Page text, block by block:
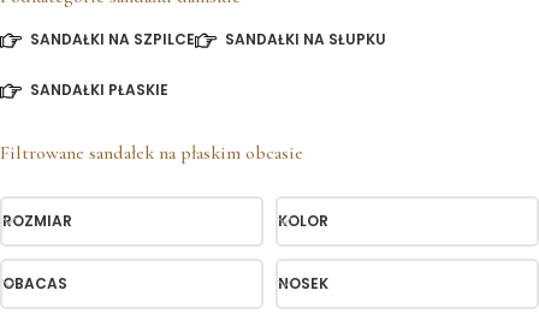
SANDAŁKI NA SZPILCE SANDAŁKI NA SŁUPKU
SANDAŁKI PŁASKIE
Filtrowane sandałek na płaskim obcasie
ROZMIAR KOLOR
OBACAS NOSEK